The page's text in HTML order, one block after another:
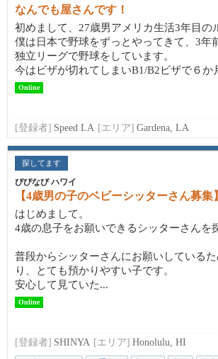
なんでも屋さんです！
初めまして、27歳男アメリカ生活3年目の
僕は日本で野球をずっとやってきて、3年
独立リーグで野球をしています。
今はビザが切れてしまいB1/B2ビザで６か
Online
[登録者] Speed LA [エリア] Gardena, LA
探してます
びびなび ハワイ
【4歳男の子のベビーシッターさん募集】
はじめまして。
4歳の息子をお願いできるシッターさんを
普段からシッターさんにお願いしている
り、とても預かりやすい子です。
安心して見ていた...
Online
[登録者] SHINYA [エリア] Honolulu, HI